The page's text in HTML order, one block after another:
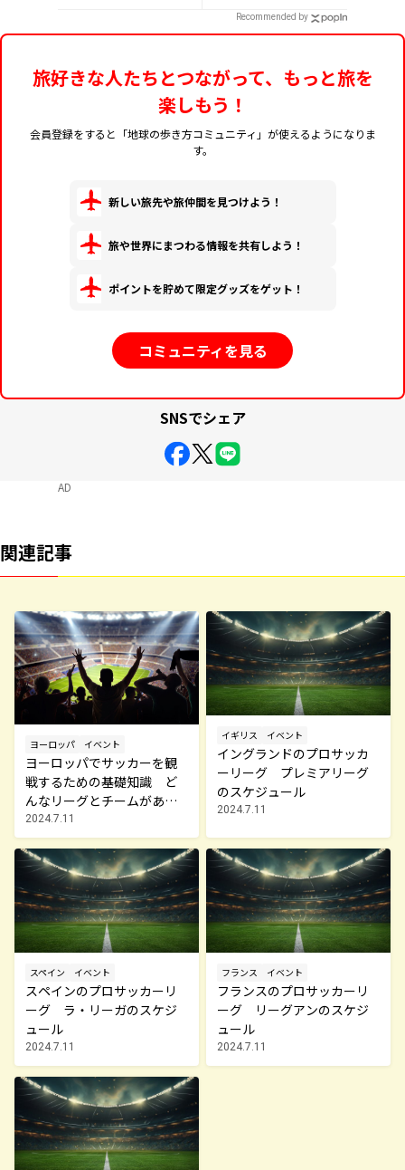
Recommended by
旅好きな人たちとつながって、もっと旅を
楽しもう！
会員登録をすると「地球の歩き方コミュニティ」が使えるようになりま
す。
新しい旅先や旅仲間を見つけよう！
旅や世界にまつわる情報を共有しよう！
ポイントを貯めて限定グッズをゲット！
コミュニティを見る
SNSでシェア
AD
関連記事
ヨーロッパ イベント
ヨーロッパでサッカーを観
戦するための基礎知識 ど
んなリーグとチームがある
の？
2024.7.11
イギリス イベント
イングランドのプロサッカ
ーリーグ プレミアリーグ
のスケジュール
2024.7.11
スペイン イベント
スペインのプロサッカーリ
ーグ ラ・リーガのスケジ
ュール
2024.7.11
フランス イベント
フランスのプロサッカーリ
ーグ リーグアンのスケジ
ュール
2024.7.11